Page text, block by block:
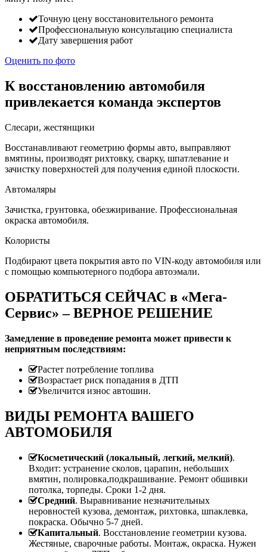
Точную цену восстановительного ремонта
Профессиональную консультацию специалиста
Дату завершения работ
Оценить по фото
К восстановлению автомобиля
привлекается команда экспертов
Слесари, жестянщики
Восстанавливают геометрию формы авто, выправляют
вмятины, производят рихтовку, сварку, шпатлевание и
зачистку поверхностей для получения единой плоскости.
Автомаляры
Зачистка, грунтовка, обезжиривание. Профессиональная
окраска автомобиля.
Колористы
Подбирают цвета покрытия авто по VIN-коду автомобиля или
с помощью компьютерного подбора автоэмали.
ОБРАТИТЬСЯ СЕЙЧАС в «Мега-
Сервис» – ВЕРНОЕ РЕШЕНИЕ
Замедление в проведение ремонта может привести к
неприятным последствиям:
Растет потребление топлива
Возрастает риск попадания в ДТП
Увеличится износ автошин.
ВИДЫ РЕМОНТА ВАШЕГО
АВТОМОБИЛЯ
Косметический (локальный, легкий, мелкий).
Входит: устранение сколов, царапин, небольших
вмятин, полировка,подкрашивание. Ремонт обшивки
потолка, торпеды. Сроки 1-2 дня.
Средний. Выравнивание незначительных
неровностей кузова, демонтаж, рихтовка, шпаклевка,
покраска. Обычно 5-7 дней.
Капитальный. Восстановление геометрии кузова.
Жестяные, сварочные работы. Монтаж, окраска. Нужен